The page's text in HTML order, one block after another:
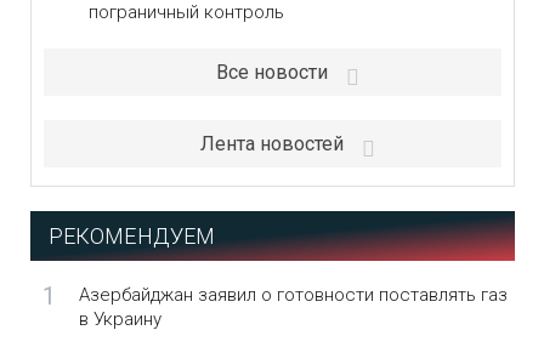
пограничный контроль
Все новости
Лента новостей
РЕКОМЕНДУЕМ
1
Азербайджан заявил о готовности поставлять газ
в Украину